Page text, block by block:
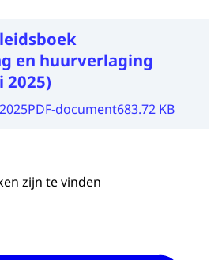
en huurverlaging
2025)
PDF-document683.72 KB
zijn te vinden